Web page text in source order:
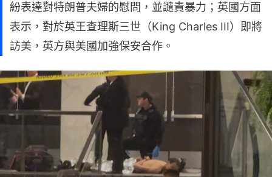
紛表達對特朗普夫婦的慰問，並譴責暴力；英國方面
表示，對於英王查理斯三世（King Charles III）即將
訪美，英方與美國加強保安合作。